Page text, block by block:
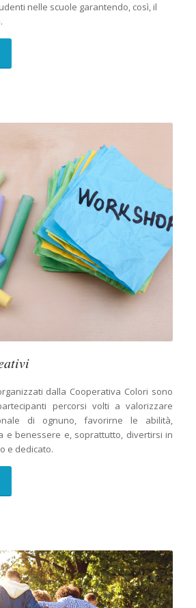
nelle scuole garantendo, così, il
dalla Cooperativa Colori sono
percorsi volti a valorizzare
di ognuno, favorirne le abilità,
e benessere e, soprattutto, divertirsi in
e dedicato.